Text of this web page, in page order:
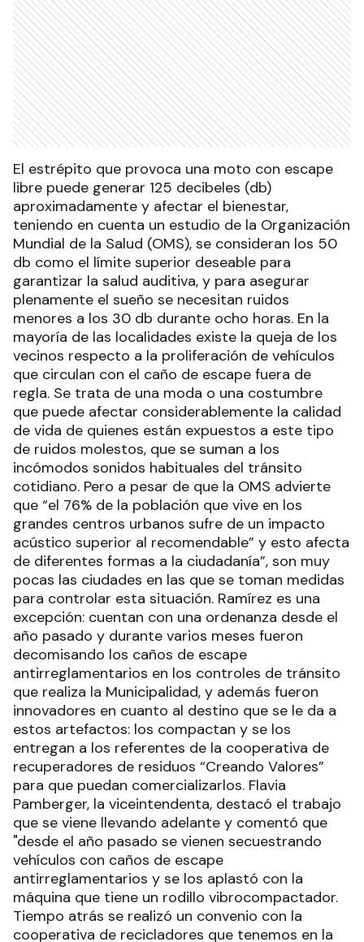
El estrépito que provoca una moto con escape
libre puede generar 125 decibeles (db)
aproximadamente y afectar el bienestar,
teniendo en cuenta un estudio de la Organización
Mundial de la Salud (OMS), se consideran los 50
db como el límite superior deseable para
garantizar la salud auditiva, y para asegurar
plenamente el sueño se necesitan ruidos
menores a los 30 db durante ocho horas. En la
mayoría de las localidades existe la queja de los
vecinos respecto a la proliferación de vehículos
que circulan con el caño de escape fuera de
regla. Se trata de una moda o una costumbre
que puede afectar considerablemente la calidad
de vida de quienes están expuestos a este tipo
de ruidos molestos, que se suman a los
incómodos sonidos habituales del tránsito
cotidiano. Pero a pesar de que la OMS advierte
que “el 76% de la población que vive en los
grandes centros urbanos sufre de un impacto
acústico superior al recomendable” y esto afecta
de diferentes formas a la ciudadanía”, son muy
pocas las ciudades en las que se toman medidas
para controlar esta situación. Ramírez es una
excepción: cuentan con una ordenanza desde el
año pasado y durante varios meses fueron
decomisando los caños de escape
antirreglamentarios en los controles de tránsito
que realiza la Municipalidad, y además fueron
innovadores en cuanto al destino que se le da a
estos artefactos: los compactan y se los
entregan a los referentes de la cooperativa de
recuperadores de residuos “Creando Valores”
para que puedan comercializarlos. Flavia
Pamberger, la viceintendenta, destacó el trabajo
que se viene llevando adelante y comentó que
"desde el año pasado se vienen secuestrando
vehículos con caños de escape
antirreglamentarios y se los aplastó con la
máquina que tiene un rodillo vibrocompactador.
Tiempo atrás se realizó un convenio con la
cooperativa de recicladores que tenemos en la